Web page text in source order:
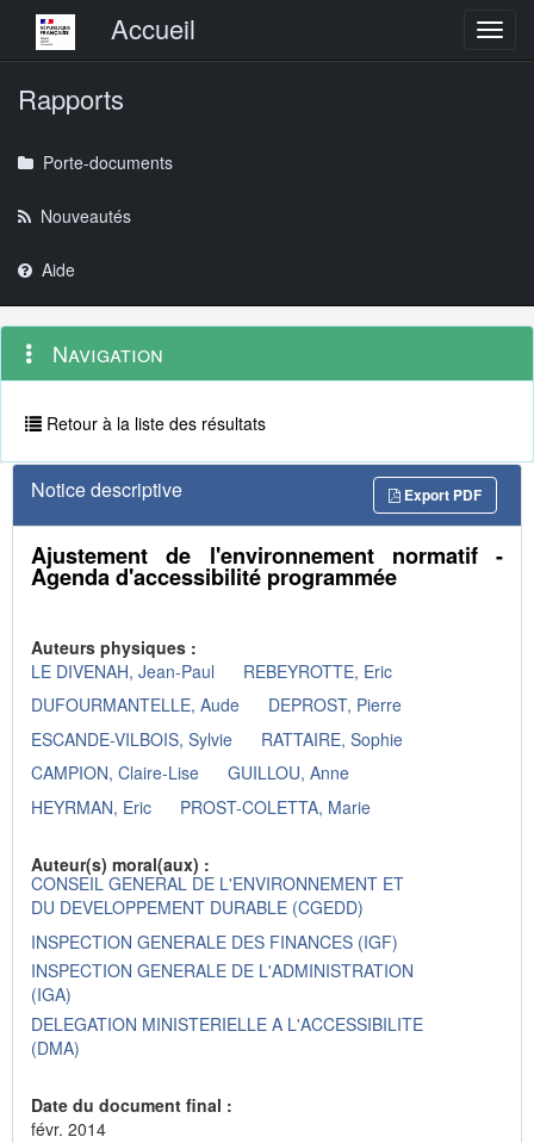
Menu principalAccueil
Rapports
Porte-documents
Nouveautés
Aide
Navigation
outils
Menu
contextuel
Navigation
Retour à la liste des résultats
Notice descriptive Export PDF
Ajustement de l'environnement normatif -
Agenda d'accessibilité programmée
Auteurs physiques :
LE DIVENAH, Jean-Paul
REBEYROTTE, Eric
DUFOURMANTELLE, Aude
DEPROST, Pierre
ESCANDE-VILBOIS, Sylvie
RATTAIRE, Sophie
CAMPION, Claire-Lise
GUILLOU, Anne
HEYRMAN, Eric
PROST-COLETTA, Marie
Auteur(s) moral(aux) :
CONSEIL GENERAL DE L'ENVIRONNEMENT ET
DU DEVELOPPEMENT DURABLE (CGEDD)
INSPECTION GENERALE DES FINANCES (IGF)
INSPECTION GENERALE DE L'ADMINISTRATION
(IGA)
DELEGATION MINISTERIELLE A L'ACCESSIBILITE
(DMA)
Date du document final :
févr. 2014